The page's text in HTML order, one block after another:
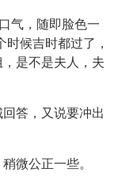
气，随即脸色一
候吉时都过了，
是不是夫人，夫
答，又说要冲出
微公正一些。